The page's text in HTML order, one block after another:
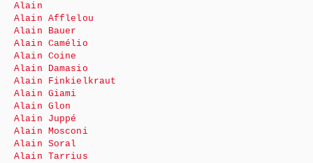
Alain
Alain Afflelou
Alain Bauer
Alain Camélio
Alain Coine
Alain Damasio
Alain Finkielkraut
Alain Giami
Alain Glon
Alain Juppé
Alain Mosconi
Alain Soral
Alain Tarrius